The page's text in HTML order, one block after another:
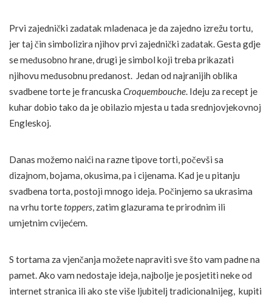
Prvi zajednički zadatak mladenaca je da zajedno izrežu tortu,
jer taj čin simbolizira njihov prvi zajednički zadatak. Gesta gdje
se međusobno hrane, drugi je simbol koji treba prikazati
njihovu međusobnu predanost. Jedan od najranijih oblika
svadbene torte je francuska Croquembouche. Ideju za recept je
kuhar dobio tako da je obilazio mjesta u tada srednjovjekovnoj
Engleskoj.
Danas možemo naići na razne tipove torti, počevši sa
dizajnom, bojama, okusima, pa i cijenama. Kad je u pitanju
svadbena torta, postoji mnogo ideja. Počinjemo sa ukrasima
na vrhu tortetoppers, zatim glazurama te prirodnim ili
umjetnim cvijećem.
S tortama za vjenčanja možete napraviti sve što vam padne na
pamet. Ako vam nedostaje ideja, najbolje je posjetiti neke od
internet stranica ili ako ste više ljubitelj tradicionalnijeg, kupiti